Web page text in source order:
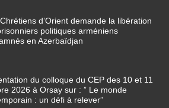
d’Orient demande la libération
politiques arméniens
en Azerbaïdjan
du colloque du CEP des 10 et 11
2026 à Orsay sur : ” Le monde
: un défi à relever”